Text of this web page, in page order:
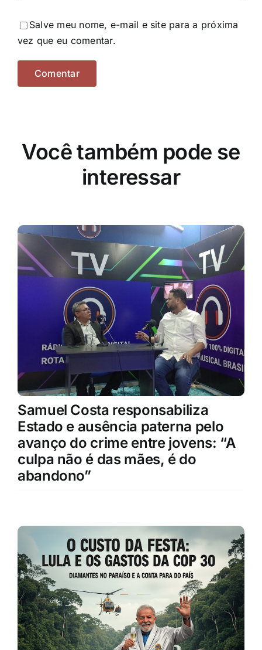
Salve meu nome, e-mail e site para a próxima
vez que eu comentar.
Você também pode se
interessar
Samuel Costa responsabiliza
Estado e ausência paterna pelo
avanço do crime entre jovens: “A
culpa não é das mães, é do
abandono”